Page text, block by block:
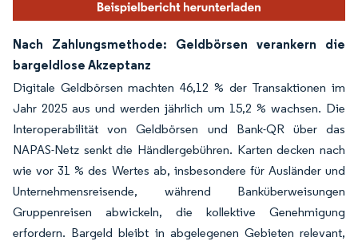
Nach Zahlungsmethode: Geldbörsen verankern die
bargeldlose Akzeptanz
Digitale Geldbörsen machten 46,12 % der Transaktionen im
Jahr 2025 aus und werden jährlich um 15,2 % wachsen. Die
Interoperabilität von Geldbörsen und Bank-QR über das
NAPAS-Netz senkt die Händlergebühren. Karten decken nach
wie vor 31 % des Wertes ab, insbesondere für Ausländer und
Unternehmensreisende, während Banküberweisungen
Gruppenreisen abwickeln, die kollektive Genehmigung
erfordern. Bargeld bleibt in abgelegenen Gebieten relevant,